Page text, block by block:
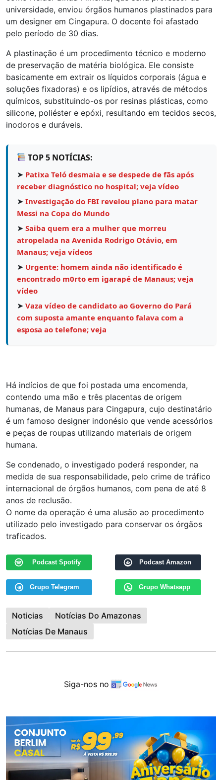
universidade, enviou órgãos humanos plastinados para
um designer em Cingapura. O docente foi afastado
pelo período de 30 dias.
A plastinação é um procedimento técnico e moderno
de preservação de matéria biológica. Ele consiste
basicamente em extrair os líquidos corporais (água e
soluções fixadoras) e os lipídios, através de métodos
químicos, substituindo-os por resinas plásticas, como
silicone, poliéster e epóxi, resultando em tecidos secos,
inodoros e duráveis.
TOP 5 NOTÍCIAS:
➤ Patixa Teló desmaia e se despede de fãs após
receber diagnóstico no hospital; veja vídeo
➤ Investigação do FBI revelou plano para matar
Messi na Copa do Mundo
➤ Saiba quem era a mulher que morreu
atropelada na Avenida Rodrigo Otávio, em
Manaus; veja vídeos
➤ Urgente: homem ainda não identificado é
encontrado m0rto em igarapé de Manaus; veja
vídeo
➤ Vaza vídeo de candidato ao Governo do Pará
com suposta amante enquanto falava com a
esposa ao telefone; veja
Há indícios de que foi postada uma encomenda,
contendo uma mão e três placentas de origem
humanas, de Manaus para Cingapura, cujo destinatário
é um famoso designer indonésio que vende acessórios
e peças de roupas utilizando materiais de origem
humana.
Se condenado, o investigado poderá responder, na
medida de sua responsabilidade, pelo crime de tráfico
internacional de órgãos humanos, com pena de até 8
anos de reclusão.
O nome da operação é uma alusão ao procedimento
utilizado pelo investigado para conservar os órgãos
traficados.
Podcast Spotify Podcast Amazon
Grupo Telegram Grupo Whatsapp
Noticias
Notícias Do Amazonas
Notícias De Manaus
Siga-nos no